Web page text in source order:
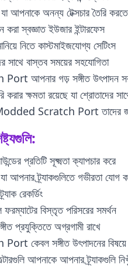
যা আপনাকে অনন্য টেক্সচার তৈরি
স্বজ্ঞাত ইউজার ইন্টারফেস
নিতে কাস্টমাইজযোগ্য সেটিংস
সাথে বাস্তব সময়ের সহযোগিতা
গড় সঙ্গীত উৎপাদন সরঞ্জাম
ক্ষমতা রয়েছে যা শ্রোতাদের
Scratch Port তাদের জন্য
প্রতিটি সূক্ষ্মতা ক্যাপচার করে
যা আপনার ট্র্যাকগুলিতে গভীরতা যোগ
রেকর্ডিং
বিস্তৃত পরিসরের সমর্থন
প্রযুক্তিতে অগ্রগামী রাখে
সঙ্গীত উৎপাদনের বিষয়ে নয়;
আপনাকে আপনার